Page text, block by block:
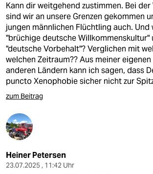
Kann dir weitgehend zustimmen. Bei
sind wir an unsere Grenzen gekommen
jungen männlichen Flüchtling auch. Und
"brüchige deutsche Willkommenskultur"
"deutsche Vorbehalt"? Verglichen mit
welchen Zeitraum?? Aus meiner
anderen Ländern kann ich sagen, dass
puncto Xenophobie sicher nicht zur
zum Beitrag
Heiner Petersen
23.07.2025 , 11:42 Uhr